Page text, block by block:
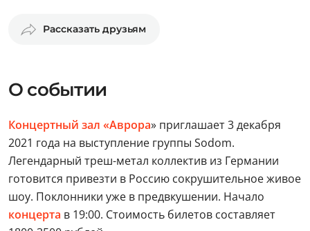
Рассказать друзьям
О событии
Концертный зал «Аврора» приглашает 3 декабря
2021 года на выступление группы Sodom.
Легендарный треш-метал коллектив из Германии
готовится привезти в Россию сокрушительное живое
шоу. Поклонники уже в предвкушении. Начало
концерта в 19:00. Стоимость билетов составляет